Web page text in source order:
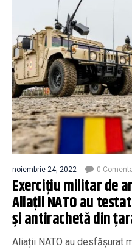
noiembrie 24, 2022 0
Exercițiu militar de
Aliații NATO au
și antirachetă din
Aliații NATO au desfășurat